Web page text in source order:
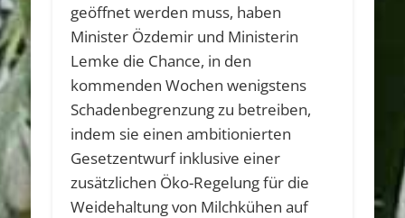
geöffnet werden muss, haben
Minister Özdemir und Ministerin
Lemke die Chance, in den
kommenden Wochen wenigstens
Schadenbegrenzung zu betreiben,
indem sie einen ambitionierten
Gesetzentwurf inklusive einer
zusätzlichen Öko-Regelung für die
Weidehaltung von Milchkühen auf